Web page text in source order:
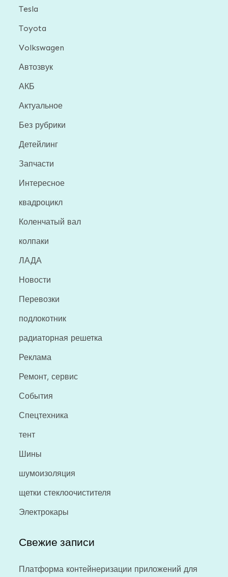
Tesla
Toyota
Volkswagen
Автозвук
АКБ
Актуальное
Без рубрики
Детейлинг
Запчасти
Интересное
квадроцикл
Коленчатый вал
колпаки
ЛАДА
Новости
Перевозки
подлокотник
радиаторная решетка
Реклама
Ремонт, сервис
События
Спецтехника
тент
Шины
шумоизоляция
щетки стеклоочистителя
Электрокары
Свежие записи
Платформа контейнеризации приложений для